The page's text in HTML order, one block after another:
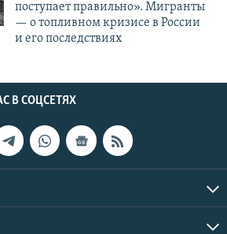
поступает правильно». Мигранты
— о топливном кризисе в России
и его последствиях
В СОЦСЕТЯХ